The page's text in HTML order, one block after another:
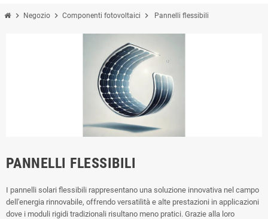
chevron_right Negozio chevron_right Componenti fotovoltaici chevron_right Pannelli flessibili
PANNELLI FLESSIBILI
I pannelli solari flessibili rappresentano una soluzione innovativa nel campo
dell'energia rinnovabile, offrendo versatilità e alte prestazioni in applicazioni
dove i moduli rigidi tradizionali risultano meno pratici. Grazie alla loro